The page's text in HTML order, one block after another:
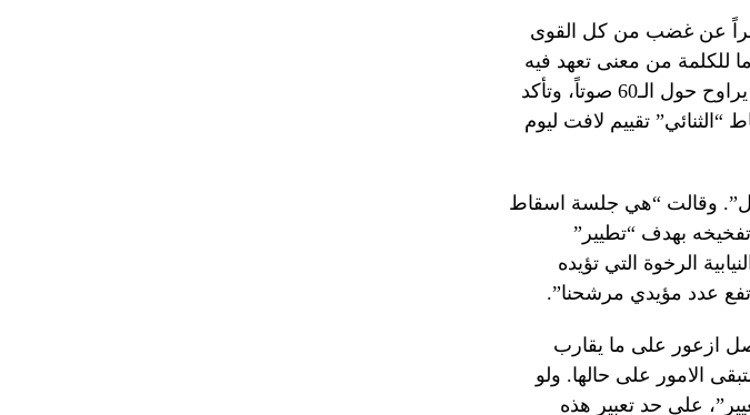
عن غضب من كل القوى
للكلمة من معنى تعهد فيه
بذل كل خبرته لقيادة ورشة الإنقاذ. وفيما بقي “البوانتاج” المتعلق بأزعور يراوح حول الـ60 صوتاً، وتأكد
“الثنائي” تقييم لافت ليوم
وقالت “هي جلسة اسقاط
بهدف “تطيير”
الرخوة التي تؤيده
عدد مؤيدي مرشحنا”.
ازعور على ما يقارب
الامور على حالها. ولو
تغيير”، على حد تعبير هذه